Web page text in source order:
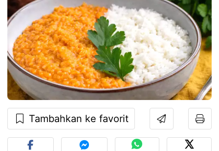
Tambahkan ke favorit